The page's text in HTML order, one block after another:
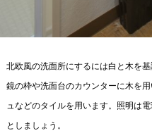
北欧風の洗面所にするには白と木を
鏡の枠や洗面台のカウンターに木を
ュなどのタイルを用います。照明は
としましょう。